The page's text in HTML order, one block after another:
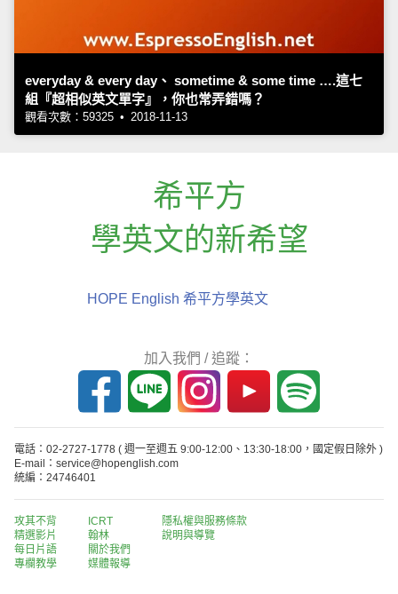
everyday & every day、 sometime & some time ….這七
組『超相似英文單字』，你也常弄錯嗎？
觀看次數：59325 • 2018-11-13
希平方
學英文的新希望
HOPE English 希平方學英文
加入我們 / 追蹤：
電話：02-2727-1778 ( 週一至週五 9:00-12:00、13:30-18:00，國定假日除外 )
E-mail：service@hopenglish.com
統編：24746401
攻其不背
精選影片
每日片語
專欄教學
ICRT
翰林
關於我們
媒體報導
隱私權與服務條款
說明與導覽